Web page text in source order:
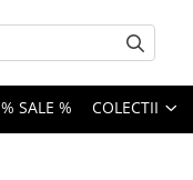
% SALE % COLECTII